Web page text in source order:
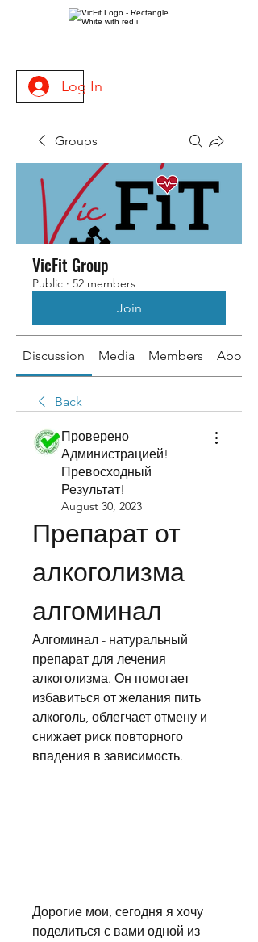
Log In
Groups
VicFit Group
Public · 52 members
Join
Discussion Media Members About
Back
Проверено
Администрацией!
Превосходный
Результат!
August 30, 2023
Препарат от
алкоголизма
алгоминал
Алгоминал - натуральный
препарат для лечения
алкоголизма. Он помогает
избавиться от желания пить
алкоголь, облегчает отмену и
снижает риск повторного
впадения в зависимость.
Дорогие мои, сегодня я хочу
поделиться с вами одной из